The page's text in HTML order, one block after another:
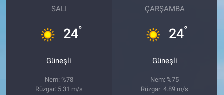
SALI
24°
Güneşli
Nem: %78
Rüzgar: 5.31 m/s
ÇARŞAMBA
24°
Güneşli
Nem: %75
Rüzgar: 4.89 m/s